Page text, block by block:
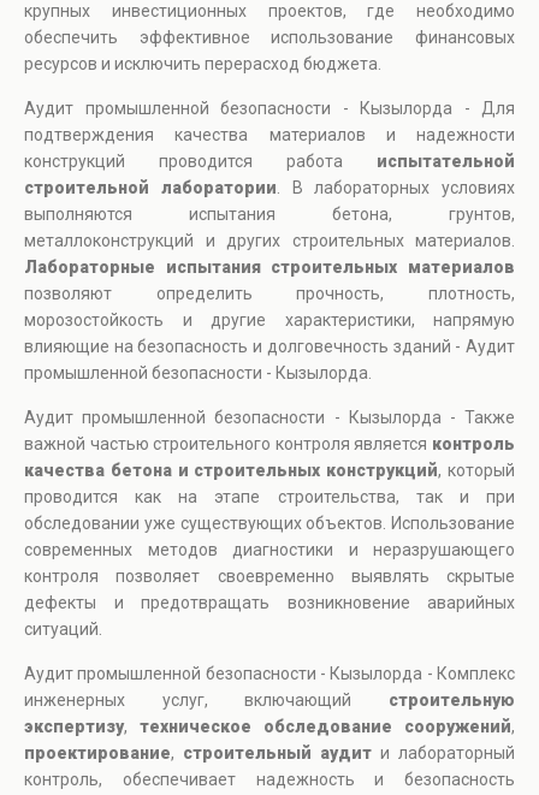
крупных инвестиционных проектов, где необходимо
обеспечить эффективное использование финансовых
ресурсов и исключить перерасход бюджета.
Аудит промышленной безопасности - Кызылорда - Для
подтверждения качества материалов и надежности
конструкций проводится работа испытательной
строительной лаборатории . В лабораторных условиях
выполняются испытания бетона, грунтов,
металлоконструкций и других строительных материалов.
Лабораторные испытания строительных материалов
позволяют определить прочность, плотность,
морозостойкость и другие характеристики, напрямую
влияющие на безопасность и долговечность зданий - Аудит
промышленной безопасности - Кызылорда.
Аудит промышленной безопасности - Кызылорда - Также
важной частью строительного контроля является контроль
качества бетона и строительных конструкций, который
проводится как на этапе строительства, так и при
обследовании уже существующих объектов. Использование
современных методов диагностики и неразрушающего
контроля позволяет своевременно выявлять скрытые
дефекты и предотвращать возникновение аварийных
ситуаций.
Аудит промышленной безопасности - Кызылорда - Комплекс
инженерных услуг, включающий строительную
экспертизу, техническое обследование сооружений,
проектирование, строительный аудит и лабораторный
контроль, обеспечивает надежность и безопасность